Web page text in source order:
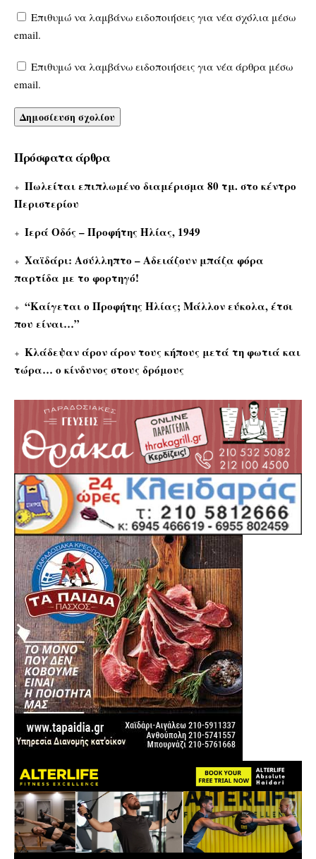
Επιθυμώ να λαμβάνω ειδοποιήσεις για νέα σχόλια μέσω
email.
Επιθυμώ να λαμβάνω ειδοποιήσεις για νέα άρθρα μέσω
email.
Πρόσφατα άρθρα
Πωλείται επιπλωμένο διαμέρισμα 80 τμ. στο κέντρο
Περιστερίου
Ιερά Οδός – Προφήτης Ηλίας, 1949
Χαϊδάρι: Ασύλληπτο – Αδειάζουν μπάζα φόρα
παρτίδα με το φορτηγό!
“Καίγεται ο Προφήτης Ηλίας; Μάλλον εύκολα, έτσι
που είναι…”
Κλάδεψαν άρον άρον τους κήπους μετά τη φωτιά και
τώρα… ο κίνδυνος στους δρόμους